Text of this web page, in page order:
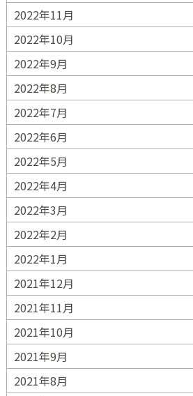
2022年11月
2022年10月
2022年9月
2022年8月
2022年7月
2022年6月
2022年5月
2022年4月
2022年3月
2022年2月
2022年1月
2021年12月
2021年11月
2021年10月
2021年9月
2021年8月